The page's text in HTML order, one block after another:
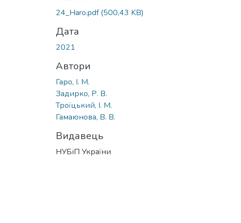
24_Haro.pdf(500,43 KB)
Дата
2021
Автори
Гаро, І. М.
Задирко, Р. В.
Троїцький, І. М.
Гамаюнова, В. В.
Видавець
НУБіП України